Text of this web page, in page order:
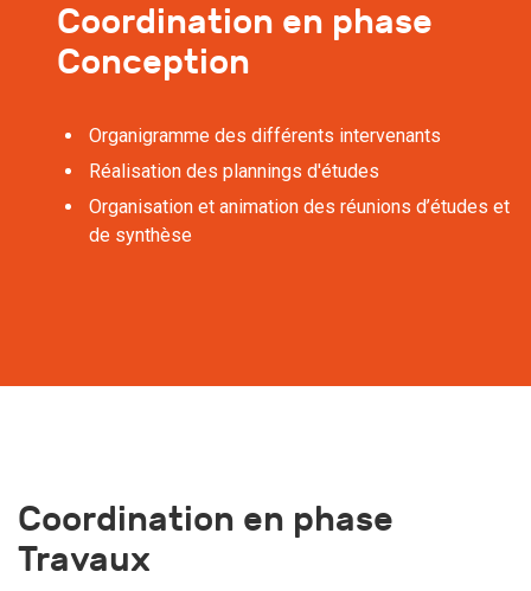
Coordination en phase
Conception
Organigramme des différents intervenants
Réalisation des plannings d'études
Organisation et animation des réunions d’études et
de synthèse
Coordination en phase
Travaux